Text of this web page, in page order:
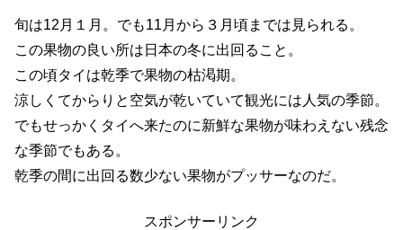
旬は12月１月。でも11月から３月頃までは見られる。
この果物の良い所は日本の冬に出回ること。
この頃タイは乾季で果物の枯渇期。
涼しくてからりと空気が乾いていて観光には人気の季節。
でもせっかくタイへ来たのに新鮮な果物が味わえない残念
な季節でもある。
乾季の間に出回る数少ない果物がプッサーなのだ。
スポンサーリンク